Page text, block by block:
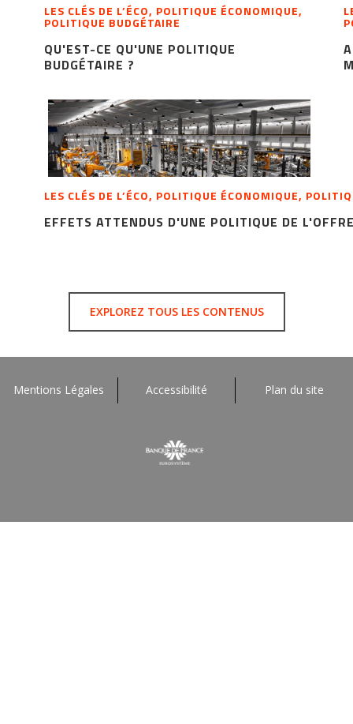
LES CLÉS DE L’ÉCO, POLITIQUE ÉCONOMIQUE,
POLITIQUE BUDGÉTAIRE
QU'EST-CE QU'UNE POLITIQUE
BUDGÉTAIRE ?
LES CLÉS DE L’ÉCO, POLITIQUE ÉCONOMIQUE,
EFFETS ATTENDUS D'UNE POLITIQUE DE
EXPLOREZ TOUS LES CONTENUS
Mentions Légales Accessibilité Plan du site